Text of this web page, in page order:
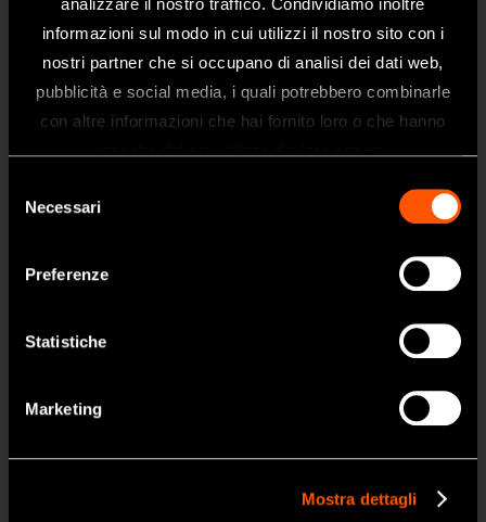
informazioni sul modo in cui utilizzi il nostro sito con i
nostri partner che si occupano di analisi dei dati web,
pubblicità e social media, i quali potrebbero combinarle
con altre informazioni che hai fornito loro o che hanno
Necessari
Preferenze
Statistiche
Marketing
Mostra dettagli
Benvenuti nel sito web di NSK Dental
Italy
Prodotti
Turbine
Odontoiatria Portatile
Chirurgia
Igiene e Manutenzione